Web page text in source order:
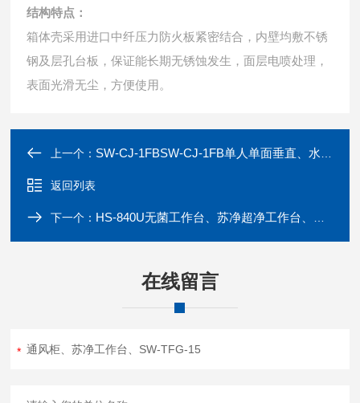
结构特点：
箱体壳采用进口中纤压力防火板紧密结合，内壁均敷不锈
钢及层孔台板，保证能长期无锈蚀发生，面层电喷处理，
表面光滑无尘，方便使用。
上一个： SW-CJ-1FBSW-CJ-1FB单人单面垂直、水平两用净化工作台
返回列表
下一个： HS-840U无菌工作台、苏净超净工作台、HS-840U
在线留言